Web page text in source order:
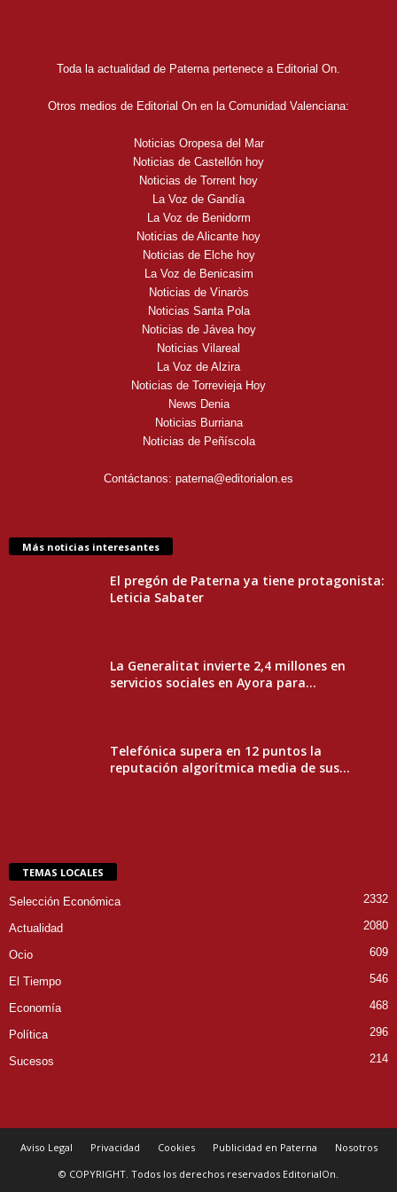
Toda la actualidad de Paterna pertenece a Editorial On.
Otros medios de Editorial On en la Comunidad Valenciana:
Noticias Oropesa del Mar
Noticias de Castellón hoy
Noticias de Torrent hoy
La Voz de Gandía
La Voz de Benidorm
Noticias de Alicante hoy
Noticias de Elche hoy
La Voz de Benicasim
Noticias de Vinaròs
Noticias Santa Pola
Noticias de Jávea hoy
Noticias Vilareal
La Voz de Alzira
Noticias de Torrevieja Hoy
News Denia
Noticias Burriana
Noticias de Peñíscola
Contáctanos: paterna@editorialon.es
Más noticias interesantes
El pregón de Paterna ya tiene protagonista:
Leticia Sabater
La Generalitat invierte 2,4 millones en
servicios sociales en Ayora para...
Telefónica supera en 12 puntos la
reputación algorítmica media de sus...
TEMAS LOCALES
Selección Económica 2332
Actualidad 2080
Ocio 609
El Tiempo 546
Economía 468
Política 296
Sucesos 214
Aviso Legal Privacidad Cookies Publicidad en Paterna
Nosotros
© COPYRIGHT. Todos los derechos reservados EditorialOn.